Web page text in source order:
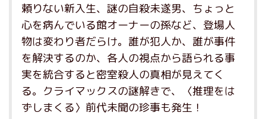
頼りない新入生、謎の自殺未遂男、ちょっと
心を病んでいる館オーナーの孫など、登場人
物は変わり者だらけ。誰が犯人か、誰が事件
を解決するのか、各人の視点から語られる事
実を統合すると密室殺人の真相が見えてく
る。クライマックスの謎解きで、〈推理をは
ずしまくる〉前代未聞の珍事も発生！